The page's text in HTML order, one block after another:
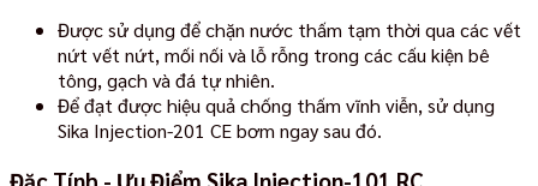
Được sử dụng để chặn nước thấm tạm thời qua các vết
nứt vết nứt, mối nối và lỗ rỗng trong các cấu kiện bê
tông, gạch và đá tự nhiên.
Để đạt được hiệu quả chống thấm vĩnh viễn, sử dụng
Sika Injection-201 CE bơm ngay sau đó.
Đặc Tính - Ưu Điểm Sika Injection-101 RC